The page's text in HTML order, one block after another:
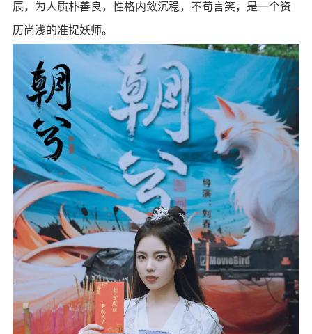
辰，为人质朴善良，性格内敛沉稳，不苟言笑，是一个资
历尚浅的准捉妖师。